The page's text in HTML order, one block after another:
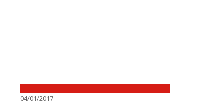
04/01/2017